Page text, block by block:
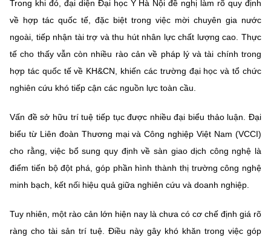
Trong khi đó, đại diện Đại học Y Hà Nội đề nghị làm rõ quy định
về hợp tác quốc tế, đặc biệt trong việc mời chuyên gia nước
ngoài, tiếp nhận tài trợ và thu hút nhân lực chất lượng cao. Thực
tế cho thấy vẫn còn nhiều rào cản về pháp lý và tài chính trong
hợp tác quốc tế về KH&CN, khiến các trường đại học và tổ chức
nghiên cứu khó tiếp cận các nguồn lực toàn cầu.
Vấn đề sở hữu trí tuệ tiếp tục được nhiều đại biểu thảo luận. Đại
biểu từ Liên đoàn Thương mại và Công nghiệp Việt Nam (VCCI)
cho rằng, việc bổ sung quy định về sàn giao dịch công nghệ là
điểm tiến bộ đột phá, góp phần hình thành thị trường công nghệ
minh bạch, kết nối hiệu quả giữa nghiên cứu và doanh nghiệp.
Tuy nhiên, một rào cản lớn hiện nay là chưa có cơ chế định giá rõ
ràng cho tài sản trí tuệ. Điều này gây khó khăn trong việc góp